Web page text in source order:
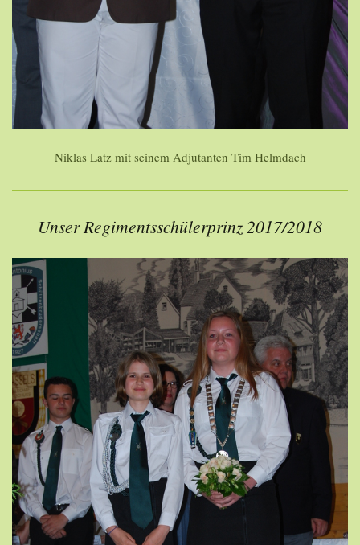
Niklas Latz mit seinem Adjutanten Tim Helmdach
Unser Regimentsschülerprinz 2017/2018